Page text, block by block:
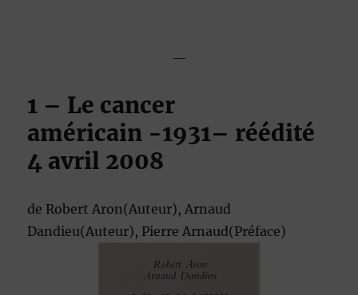
—
1 – Le cancer
américain -1931– réédité
4 avril 2008
de Robert Aron(Auteur),Arnaud
Dandieu(Auteur), Pierre Arnaud(Préface)